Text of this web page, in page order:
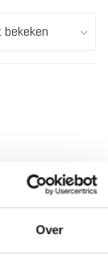
Over